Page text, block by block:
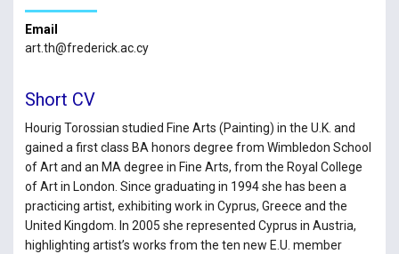
Email
art.th@frederick.ac.cy
Short CV
Hourig Torossian studied Fine Arts (Painting) in the U.K. and
gained a first class BA honors degree from Wimbledon School
of Art and an MA degree in Fine Arts, from the Royal College
of Art in London. Since graduating in 1994 she has been a
practicing artist, exhibiting work in Cyprus, Greece and the
United Kingdom. In 2005 she represented Cyprus in Austria,
highlighting artist’s works from the ten new E.U. member